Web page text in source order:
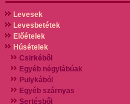
Levesek
Levesbetétek
Előételek
Húsételek
Csirkéből
Egyéb négylábúak
Pulykából
Egyéb szárnyas
Sertésből